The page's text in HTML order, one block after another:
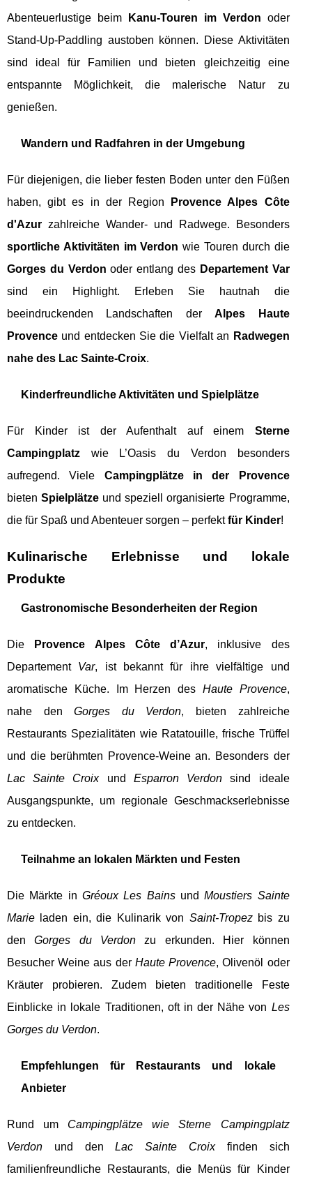
Abenteuerlustige beim
Kanu-Touren im Verdon oder
Stand-Up-Paddling austoben können. Diese Aktivitäten
sind ideal für Familien und bieten gleichzeitig eine
entspannte Möglichkeit, die malerische Natur zu
genießen.
Wandern und Radfahren in der Umgebung
Für diejenigen, die lieber festen Boden unter den Füßen
haben, gibt es in der Region
Provence Alpes Côte
d'Azur zahlreiche Wander- und Radwege. Besonders
sportliche Aktivitäten im Verdon wie Touren durch die
Gorges du Verdon oder entlang des Departement Var
sind ein Highlight. Erleben Sie hautnah die
beeindruckenden Landschaften derAlpes Haute
Provence und entdecken Sie die Vielfalt an Radwegen
nahe des Lac Sainte-Croix.
Kinderfreundliche Aktivitäten und Spielplätze
Für Kinder ist der Aufenthalt auf einem Sterne
Campingplatz wie L’Oasis du Verdon besonders
aufregend. Viele Campingplätze in der Provence
bietenSpielplätze und speziell organisierte Programme,
die für Spaß und Abenteuer sorgen – perfektfür Kinder!
Kulinarische Erlebnisse und lokale
Produkte
Gastronomische Besonderheiten der Region
Die Provence Alpes Côte d’Azur, inklusive des
Departement Var, ist bekannt für ihre vielfältige und
aromatische Küche. Im Herzen des Haute Provence,
nahe denGorges du Verdon, bieten zahlreiche
Restaurants Spezialitäten wie Ratatouille, frische Trüffel
und die berühmten Provence-Weine an. Besonders der
Lac Sainte Croixund Esparron Verdon sind ideale
Ausgangspunkte, um regionale Geschmackserlebnisse
zu entdecken.
Teilnahme an lokalen Märkten und Festen
Die Märkte in Gréoux Les BainsundMoustiers Sainte
Marie laden ein, die Kulinarik von Saint-Tropezbis zu
denGorges du Verdon zu erkunden. Hier können
Besucher Weine aus der Haute Provence, Olivenöl oder
Kräuter probieren. Zudem bieten traditionelle Feste
Einblicke in lokale Traditionen, oft in der Nähe von Les
Gorges du Verdon.
Empfehlungen für Restaurants und lokale
Anbieter
Rund um Campingplätze wie Sterne Campingplatz
Verdon und denLac Sainte Croixfinden sich
familienfreundliche Restaurants, die Menüs für Kinder